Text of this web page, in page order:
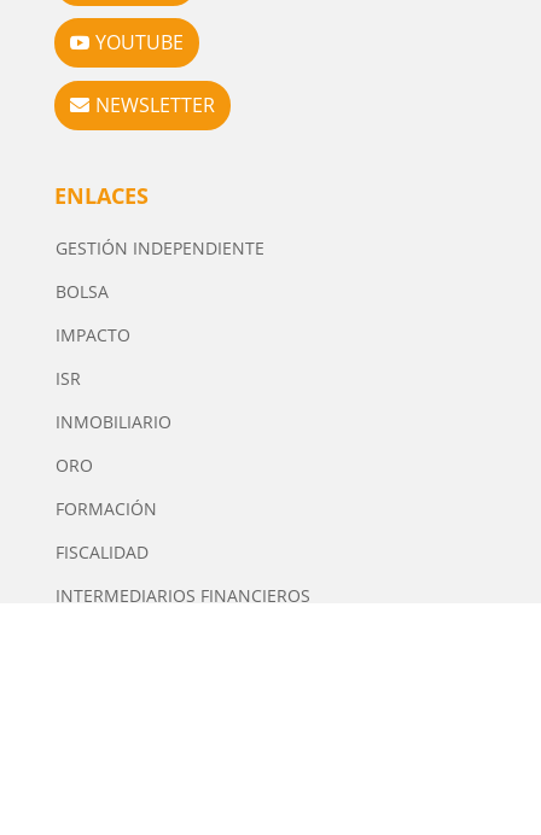
YOUTUBE
NEWSLETTER
ENLACES
GESTIÓN INDEPENDIENTE
BOLSA
IMPACTO
ISR
INMOBILIARIO
ORO
FORMACIÓN
FISCALIDAD
INTERMEDIARIOS FINANCIEROS